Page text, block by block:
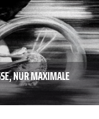
NUR MAXIMALE